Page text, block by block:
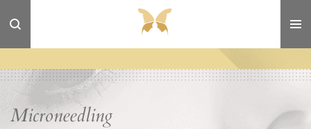
direct
hoofdinhoud
Microneedling